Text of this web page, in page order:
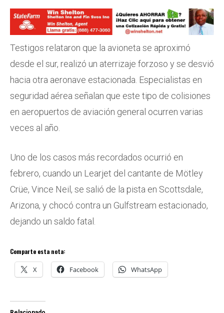
Testigos relataron que la avioneta se aproximó
desde el sur, realizó un aterrizaje forzoso y se desvió
hacia otra aeronave estacionada. Especialistas en
seguridad aérea señalan que este tipo de colisiones
en aeropuertos de aviación general ocurren varias
veces al año.
Uno de los casos más recordados ocurrió en
febrero, cuando un Learjet del cantante de Mötley
Crüe, Vince Neil, se salió de la pista en Scottsdale,
Arizona, y chocó contra un Gulfstream estacionado,
dejando un saldo fatal.
Comparte esta nota:
X Facebook WhatsApp